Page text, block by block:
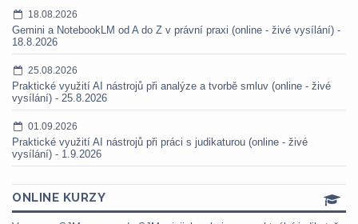
18.08.2026
Gemini a NotebookLM od A do Z v právní praxi (online - živé vysílání) -
18.8.2026
25.08.2026
Praktické využití AI nástrojů při analýze a tvorbě smluv (online - živé
vysílání) - 25.8.2026
01.09.2026
Praktické využití AI nástrojů při práci s judikaturou (online - živé
vysílání) - 1.9.2026
ONLINE KURZY